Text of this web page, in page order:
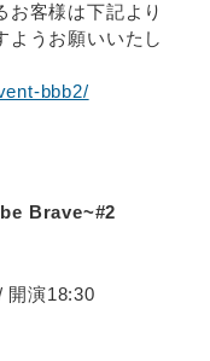
お客様は下記より
ようお願いいたし
bbb2/
Brave~#2
開演18:30